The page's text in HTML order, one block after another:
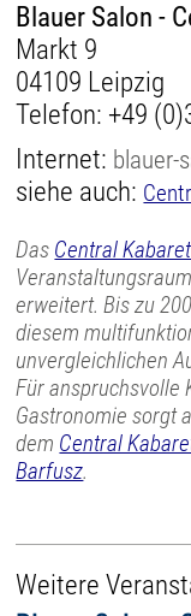
Blauer Salon -
Markt 9
04109 Leipzig
Telefon: +49
Internet: blauer-
siehe auch:
Das Central
erweitert. Bis zu
diesem
unvergleichlichen
Für anspruchsvolle
Gastronomie sorgt
dem Central
Barfusz.
Weitere